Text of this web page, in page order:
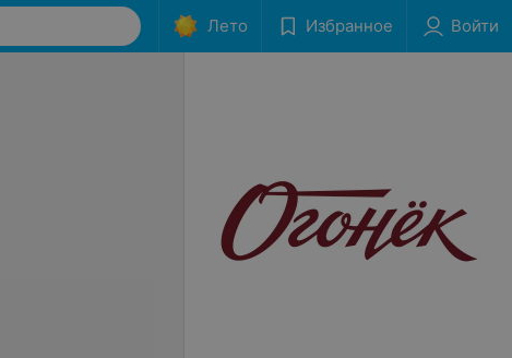
Лето Избранное Войти